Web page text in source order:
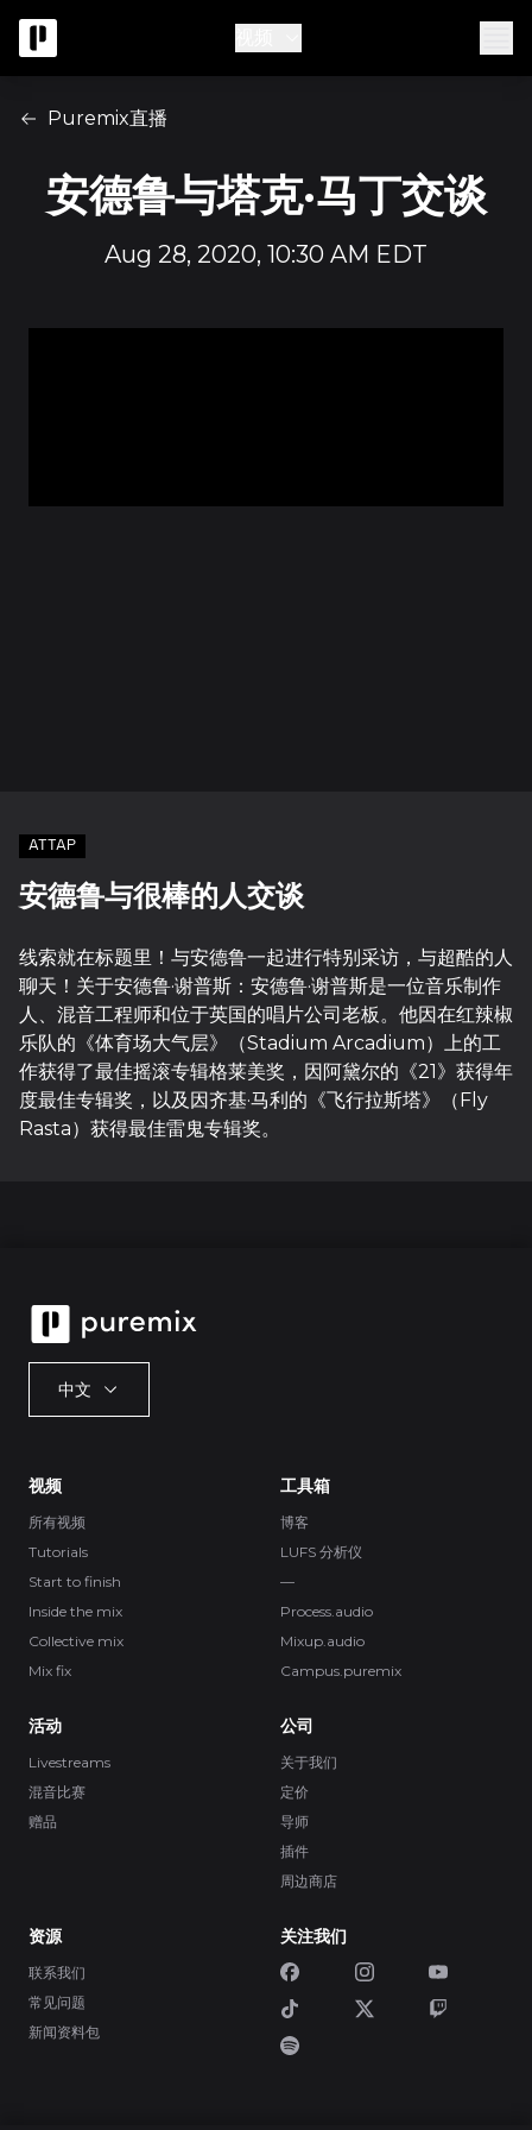
Puremix直播
安德鲁与塔克·马丁交谈
Aug 28, 2020, 10:30 AM EDT
ATTAP
安德鲁与很棒的人交谈
线索就在标题里！与安德鲁一起进行特别采访，与超酷的人
聊天！关于安德鲁·谢普斯：安德鲁·谢普斯是一位音乐制作
人、混音工程师和位于英国的唱片公司老板。他因在红辣椒
乐队的《体育场大气层》（Stadium Arcadium）上的工
作获得了最佳摇滚专辑格莱美奖，因阿黛尔的《21》获得年
度最佳专辑奖，以及因齐基·马利的《飞行拉斯塔》（Fly
Rasta）获得最佳雷鬼专辑奖。
中文
视频
所有视频
Tutorials
Start to finish
Inside the mix
Collective mix
Mix fix
工具箱
博客
LUFS 分析仪
—
Process.audio
Mixup.audio
Campus.puremix
活动
Livestreams
混音比赛
赠品
公司
关于我们
定价
导师
插件
周边商店
资源
联系我们
常见问题
新闻资料包
关注我们